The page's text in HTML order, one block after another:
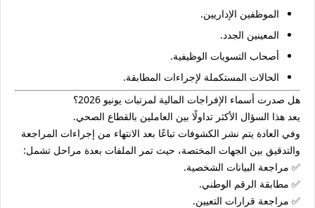
الموظفين الإداريين.
المعينين الجدد.
أصحاب التسويات الوظيفية.
الحالات المستكملة لإجراءات المطابقة.
هل صدرت أسماء الإفراجات المالية لمرتبات يونيو 2026؟
يعد هذا السؤال الأكثر تداولًا بين العاملين بالقطاع الصحي.
وفي العادة يتم نشر الكشوفات تباعًا بعد الانتهاء من إجراءات المراجعة
والتدقيق بين الجهات المختصة، حيث تمر الملفات بعدة مراحل تشمل:
✅ مراجعة البيانات الشخصية.
✅ مطابقة الرقم الوطني.
✅ مراجعة قرارات التعيين.